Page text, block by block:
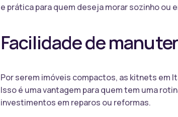
e prática para quem deseja morar sozinho ou
Facilidade de
Por serem imóveis compactos, as kitnets em
Isso é uma vantagem para quem tem uma
investimentos em reparos ou reformas.